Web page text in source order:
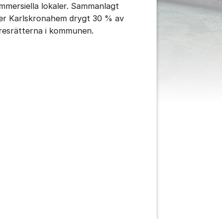
för inlägg/kommentar
för inlägg/kommentar
lokaler. Sammanlagt
Karlskronahem drygt 30 % av
i kommunen.